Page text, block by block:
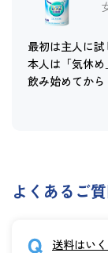
最初は主人に試
本人は「気休め
飲み始めてから
よくあるご
送料はい